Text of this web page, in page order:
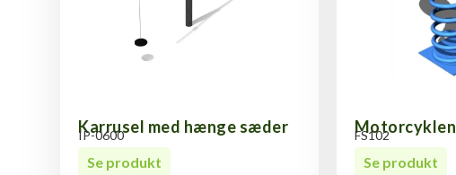
Karrusel med hænge sæder
IP-0600
Se produkt
Motorcyklen
FS102
Se produkt